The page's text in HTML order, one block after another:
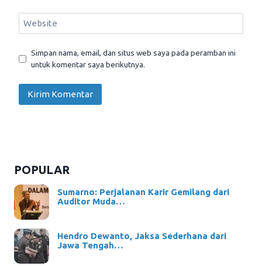
Website
Simpan nama, email, dan situs web saya pada peramban ini
untuk komentar saya berikutnya.
POPULAR
Sumarno: Perjalanan Karir Gemilang dari
Auditor Muda…
Hendro Dewanto, Jaksa Sederhana dari
Jawa Tengah…